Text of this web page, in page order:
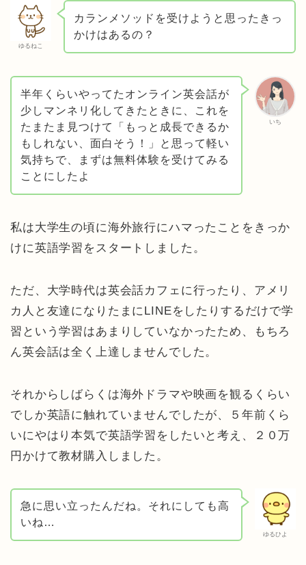
ゆるねこ
カランメソッドを受けようと思ったきっ
かけはあるの？
いち
半年くらいやってたオンライン英会話が
少しマンネリ化してきたときに、これを
たまたま見つけて「もっと成長できるか
もしれない、面白そう！」と思って軽い
気持ちで、まずは無料体験を受けてみる
ことにしたよ
私は大学生の頃に海外旅行にハマったことをきっか
けに英語学習をスタートしました。
ただ、大学時代は英会話カフェに行ったり、アメリ
カ人と友達になりたまにLINEをしたりするだけで学
習という学習はあまりしていなかったため、もちろ
ん英会話は全く上達しませんでした。
それからしばらくは海外ドラマや映画を観るくらい
でしか英語に触れていませんでしたが、５年前くら
いにやはり本気で英語学習をしたいと考え、２０万
円かけて教材購入しました。
ゆるひよ
急に思い立ったんだね。それにしても高
いね…